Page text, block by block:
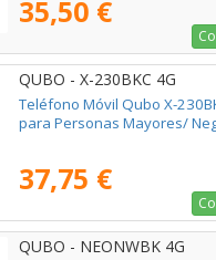
35,50 €
QUBO - X-230BKC 4G
Teléfono Móvil Qubo X-
para Personas Mayores/
37,75 €
QUBO - NEONWBK 4G